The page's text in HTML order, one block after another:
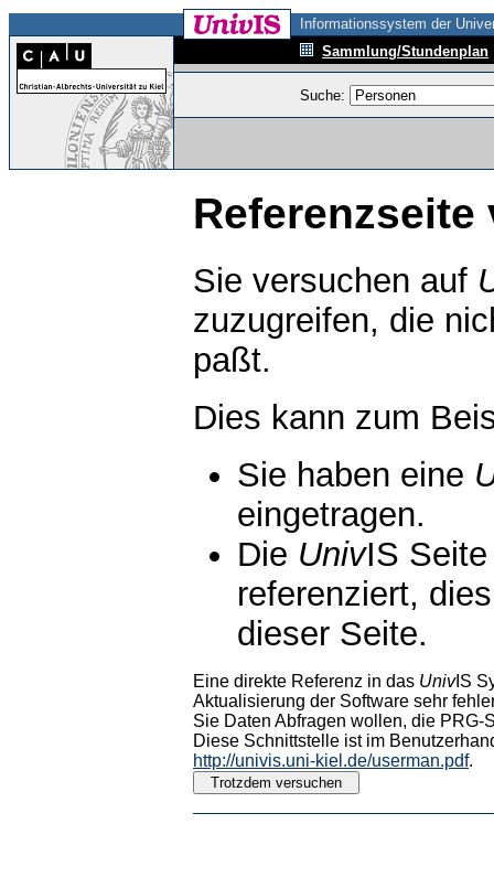
Informationssystem der
Sammlung/Stundenplan
Suche:
Referenzseite
Sie versuchen auf
zuzugreifen, die
paßt.
Dies kann zum
Sie haben eine
eingetragen.
Die UnivIS
referenziert,
dieser Seite.
Eine direkte Referenz in das UnivIS
Aktualisierung der Software sehr
Sie Daten Abfragen wollen, die PRG-
Diese Schnittstelle ist im
http://univis.uni-kiel.de/userman.pdf.